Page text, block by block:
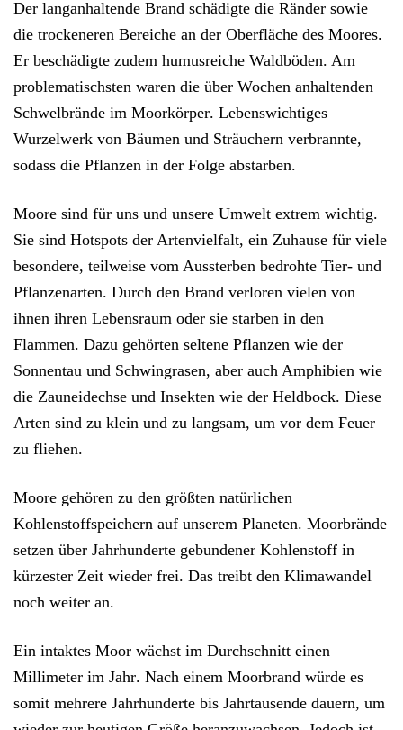
Der langanhaltende Brand schädigte die Ränder sowie
die trockeneren Bereiche an der Oberfläche des Moores.
Er beschädigte zudem humusreiche Waldböden. Am
problematischsten waren die über Wochen anhaltenden
Schwelbrände im Moorkörper. Lebenswichtiges
Wurzelwerk von Bäumen und Sträuchern verbrannte,
sodass die Pflanzen in der Folge abstarben.
Moore sind für uns und unsere Umwelt extrem wichtig.
Sie sind Hotspots der Artenvielfalt, ein Zuhause für viele
besondere, teilweise vom Aussterben bedrohte Tier- und
Pflanzenarten. Durch den Brand verloren vielen von
ihnen ihren Lebensraum oder sie starben in den
Flammen. Dazu gehörten seltene Pflanzen wie der
Sonnentau und Schwingrasen, aber auch Amphibien wie
die Zauneidechse und Insekten wie der Heldbock. Diese
Arten sind zu klein und zu langsam, um vor dem Feuer
zu fliehen.
Moore gehören zu den größten natürlichen
Kohlenstoffspeichern auf unserem Planeten. Moorbrände
setzen über Jahrhunderte gebundener Kohlenstoff in
kürzester Zeit wieder frei. Das treibt den Klimawandel
noch weiter an.
Ein intaktes Moor wächst im Durchschnitt einen
Millimeter im Jahr. Nach einem Moorbrand würde es
somit mehrere Jahrhunderte bis Jahrtausende dauern, um